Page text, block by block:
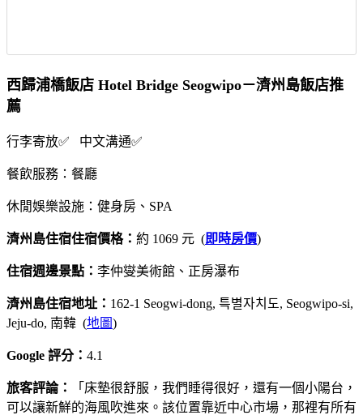
西歸浦橋飯店 Hotel Bridge Seogwipo－濟州島飯店推
薦
行李寄放✅ 中文溝通✅
餐飲服務：餐廳
休閒娛樂設施：健身房、SPA
濟州島住宿住宿價格： 約 1069 元 (即時房價)
住宿週邊景點： 李仲燮美術館、正房瀑布
濟州島住宿地址： 162-1 Seogwi-dong, 특별자치도, Seogwipo-si,
Jeju-do, 南韓 (地圖)
Google 評分： 4.1
旅客評論：
「床墊很舒服，我們睡得很好，還有一個小陽台，
可以讓新鮮的海風吹進來。該位置靠近中心市場，那裡有所有